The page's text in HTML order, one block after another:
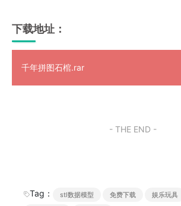
下载地址：
千年拼图石棺.rar
- THE END -
Tag： stl数据模型 免费下载 娱乐玩具